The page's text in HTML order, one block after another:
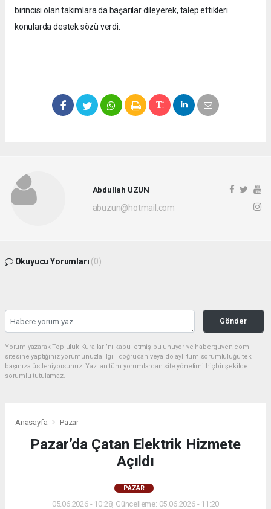
birincisi olan takımlara da başarılar dileyerek, talep ettikleri
konularda destek sözü verdi.
Abdullah UZUN
abuzun@hotmail.com
Okuyucu Yorumları (0)
Gönder
Yorum yazarak Topluluk Kuralları’nı kabul etmiş bulunuyor ve haberguven.com
sitesine yaptığınız yorumunuzla ilgili doğrudan veya dolaylı tüm sorumluluğu tek
başınıza üstleniyorsunuz. Yazılan tüm yorumlardan site yönetimi hiçbir şekilde
sorumlu tutulamaz.
Anasayfa Pazar
Pazar’da Çatan Elektrik Hizmete
Açıldı
PAZAR
05.06.2026 - 10:28, Güncelleme: 05.06.2026 - 11:20